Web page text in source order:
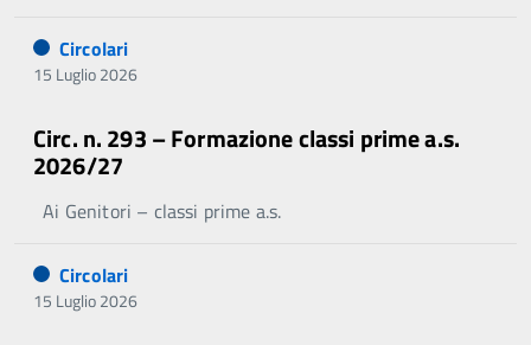
Circolari
15 Luglio 2026
Circ. n. 293 – Formazione classi prime a.s.
2026/27
Ai Genitori – classi prime a.s.
Circolari
15 Luglio 2026